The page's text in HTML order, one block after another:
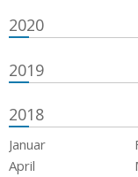
2020
2019
2018
Januar
April